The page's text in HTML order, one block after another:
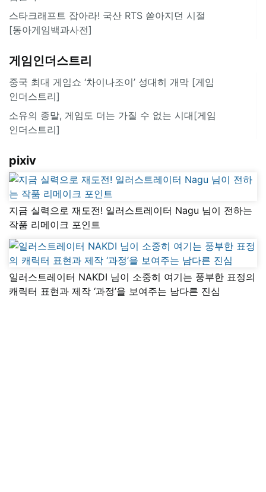
스타크래프트 잡아라! 국산 RTS 쏟아지던 시절
[동아게임백과사전]
게임인더스트리
중국 최대 게임쇼 ‘차이나조이’ 성대히 개막 [게임
인더스트리]
소유의 종말, 게임도 더는 가질 수 없는 시대[게임
인더스트리]
pixiv
지금 실력으로 재도전! 일러스트레이터 Nagu 님이 전하는
작품 리메이크 포인트
일러스트레이터 NAKDI 님이 소중히 여기는 풍부한 표정의
캐릭터 표현과 제작 ‘과정’을 보여주는 남다른 진심